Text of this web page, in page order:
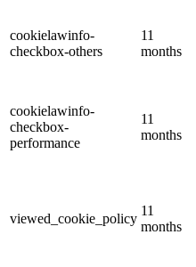
cookielawinfo-
checkbox-others
11
months
cookielawinfo-
checkbox-
performance
11
months
viewed_cookie_policy
11
months